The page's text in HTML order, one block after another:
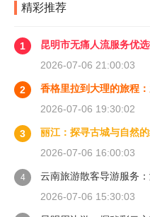
精彩推荐
1
昆明市无痛人流服务优
2026-07-06 21:00:03
2
香格里拉到大理的旅程
2026-07-06 19:30:02
3
丽江：探寻古城与自然
2026-07-06 16:00:03
4
云南旅游散客导游服务
2026-07-06 15:30:03